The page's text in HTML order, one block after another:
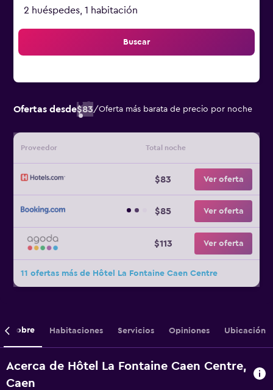
2 huéspedes, 1 habitación
Buscar
Ofertas desde$83/Oferta más barata de precio por noche
Proveedor Total noche
$83 Ver oferta
$85 Ver oferta
$113 Ver oferta
11 ofertas más de Hôtel La Fontaine Caen Centre
Sobre Habitaciones Servicios Opiniones Ubicación
Acerca de Hôtel La Fontaine Caen Centre,
Caen